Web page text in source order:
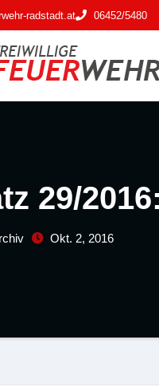
radstadt.at 06452/5480
29/
Okt. 2, 2016